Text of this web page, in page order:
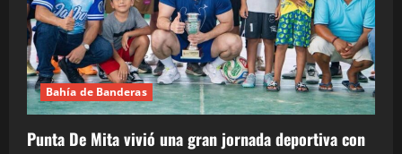
Bahía de Banderas
Punta De Mita vivió una gran jornada deportiva con